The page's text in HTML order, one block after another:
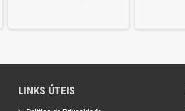
LINKS ÚTEIS